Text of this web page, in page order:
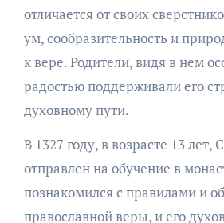
отличается от своих
ум, сообразительность и
к вере. Родители, видя в нем
радостью поддерживали его
духовному пути.
В 1327 году, в возрасте 13 лет,
отправлен на обучение в
познакомился с правилами и
православной веры, и его